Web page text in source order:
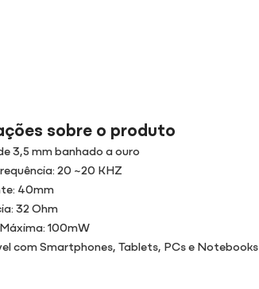
sobre o produto
3,5 mm banhado a ouro
20 ~20 KHZ
40mm
32 Ohm
100mW
com Smartphones, Tablets, PCs e Notebooks